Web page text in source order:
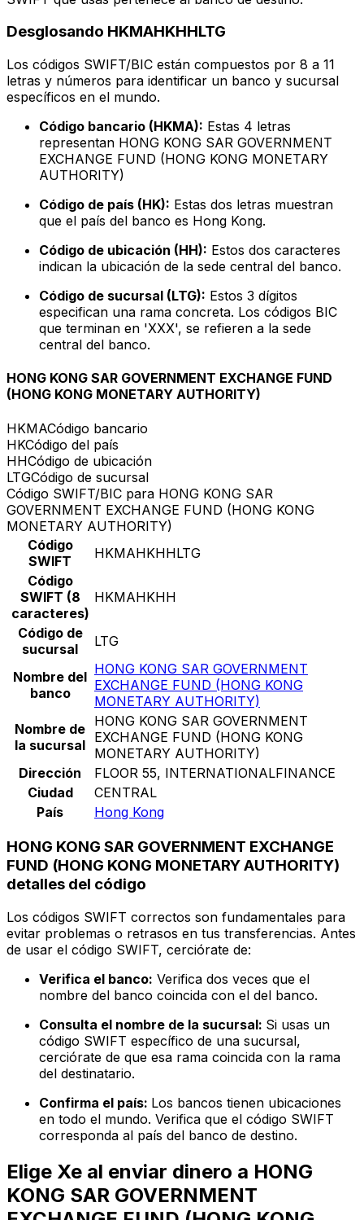
Desglosando HKMAHKHHLTG
Los códigos SWIFT/BIC están compuestos por 8 a 11
letras y números para identificar un banco y sucursal
específicos en el mundo.
Código bancario (HKMA): Estas 4 letras
representan HONG KONG SAR GOVERNMENT
EXCHANGE FUND (HONG KONG MONETARY
AUTHORITY)
Código de país (HK): Estas dos letras muestran
que el país del banco es Hong Kong.
Código de ubicación (HH): Estos dos caracteres
indican la ubicación de la sede central del banco.
Código de sucursal (LTG): Estos 3 dígitos
especifican una rama concreta. Los códigos BIC
que terminan en 'XXX', se refieren a la sede
central del banco.
HONG KONG SAR GOVERNMENT EXCHANGE FUND
(HONG KONG MONETARY AUTHORITY)
HKMACódigo bancario
HKCódigo del país
HHCódigo de ubicación
LTGCódigo de sucursal
Código SWIFT/BIC para HONG KONG SAR
GOVERNMENT EXCHANGE FUND (HONG KONG
MONETARY AUTHORITY)
Código
SWIFT
HKMAHKHHLTG
Código
SWIFT (8
caracteres)
HKMAHKHH
Código de
sucursal
LTG
Nombre del
banco
HONG KONG SAR GOVERNMENT
EXCHANGE FUND (HONG KONG
MONETARY AUTHORITY)
Nombre de
la sucursal
HONG KONG SAR GOVERNMENT
EXCHANGE FUND (HONG KONG
MONETARY AUTHORITY)
Dirección
FLOOR 55, INTERNATIONALFINANCE
Ciudad
CENTRAL
País
Hong Kong
HONG KONG SAR GOVERNMENT EXCHANGE
FUND (HONG KONG MONETARY AUTHORITY)
detalles del código
Los códigos SWIFT correctos son fundamentales para
evitar problemas o retrasos en tus transferencias. Antes
de usar el código SWIFT, cerciórate de:
Verifica el banco: Verifica dos veces que el
nombre del banco coincida con el del banco.
Consulta el nombre de la sucursal: Si usas un
código SWIFT específico de una sucursal,
cerciórate de que esa rama coincida con la rama
del destinatario.
Confirma el país: Los bancos tienen ubicaciones
en todo el mundo. Verifica que el código SWIFT
corresponda al país del banco de destino.
Elige Xe al enviar dinero a HONG
KONG SAR GOVERNMENT